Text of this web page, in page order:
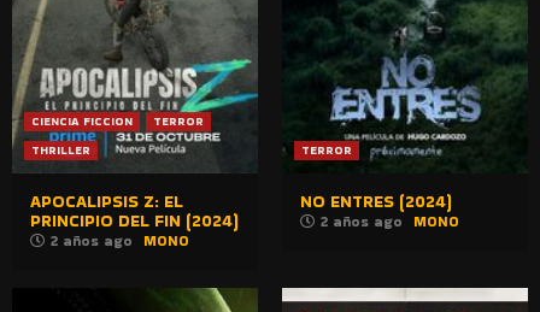
CIENCIA FICCION
TERROR
THRILLER
APOCALIPSIS Z: EL
PRINCIPIO DEL FIN (2024)
2 años ago MONO
TERROR
NO ENTRES (2024)
2 años ago MONO